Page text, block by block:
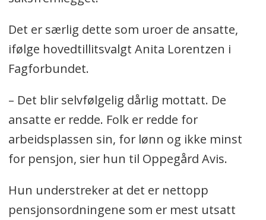
Det er særlig dette som uroer de ansatte,
ifølge hovedtillitsvalgt Anita Lorentzen i
Fagforbundet.
– Det blir selvfølgelig dårlig mottatt. De
ansatte er redde. Folk er redde for
arbeidsplassen sin, for lønn og ikke minst
for pensjon, sier hun til Oppegård Avis.
Hun understreker at det er nettopp
pensjonsordningene som er mest utsatt